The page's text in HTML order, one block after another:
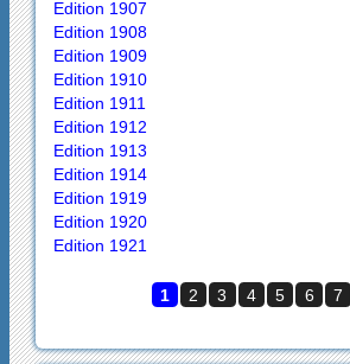
Edition 1907
Edition 1908
Edition 1909
Edition 1910
Edition 1911
Edition 1912
Edition 1913
Edition 1914
Edition 1919
Edition 1920
Edition 1921
1 2 3 4 5 6 7